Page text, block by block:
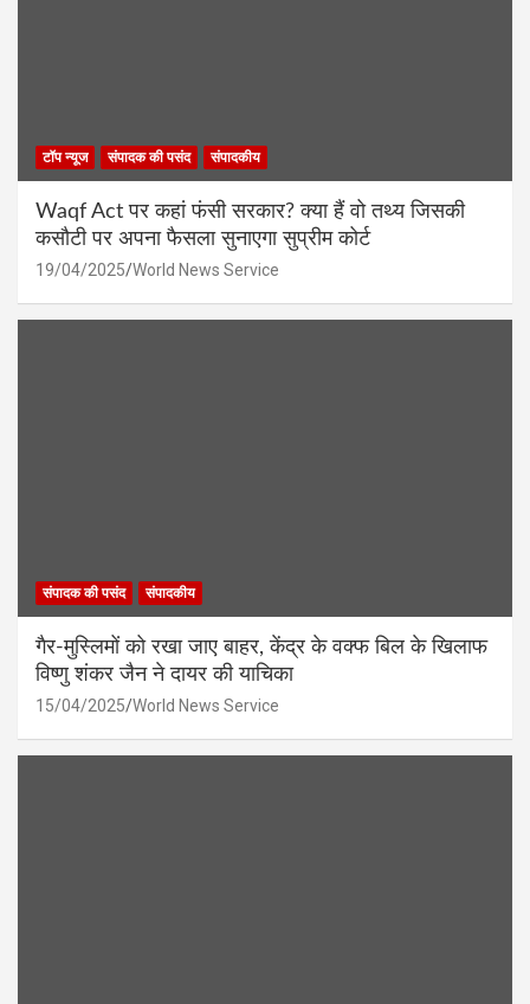
टॉप न्यूज संपादक की पसंद संपादकीय
Waqf Act पर कहां फंसी सरकार? क्या हैं वो तथ्य जिसकी
कसौटी पर अपना फैसला सुनाएगा सुप्रीम कोर्ट
19/04/2025 World News Service
संपादक की पसंद संपादकीय
गैर-मुस्लिमों को रखा जाए बाहर, केंद्र के वक्फ बिल के खिलाफ
विष्णु शंकर जैन ने दायर की याचिका
15/04/2025 World News Service